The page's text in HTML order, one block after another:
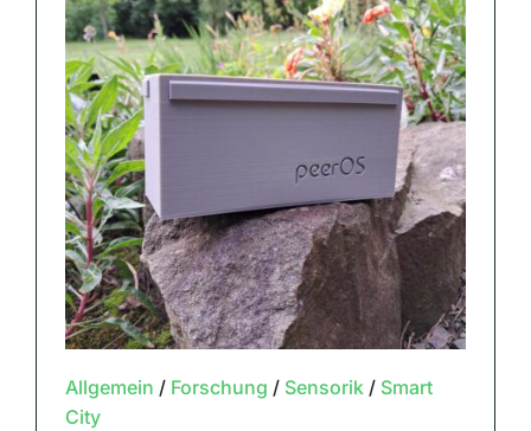
Allgemein / Forschung / Sensorik/ Smart
City